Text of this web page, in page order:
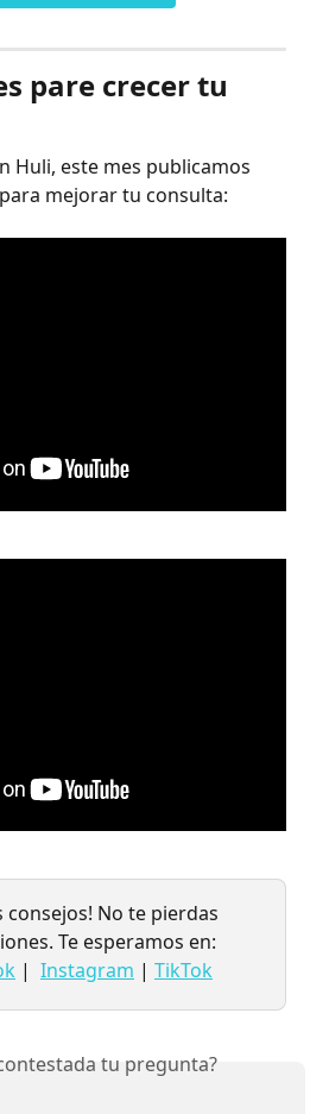
pare crecer tu
Huli, este mes publicamos
mejorar tu consulta:
consejos! No te pierdas
Te esperamos en:
| Instagram | TikTok
tu pregunta?